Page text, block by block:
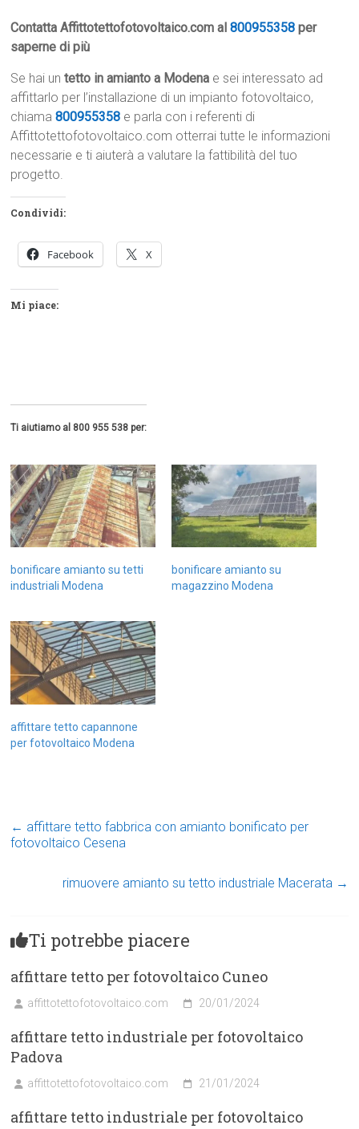
Contatta Affittotettofotovoltaico.com al800955358 per
saperne di più
Se hai untetto in amianto a Modena e sei interessato ad
affittarlo per l’installazione di un impianto fotovoltaico,
chiama800955358 e parla con i referenti di
Affittotettofotovoltaico.com otterrai tutte le informazioni
necessarie e ti aiuterà a valutare la fattibilità del tuo
progetto.
Condividi:
Facebook X
Mi piace:
Ti aiutiamo al 800 955 538 per:
bonificare amianto su tetti
industriali Modena
bonificare amianto su
magazzino Modena
affittare tetto capannone
per fotovoltaico Modena
← affittare tetto fabbrica con amianto bonificato per
fotovoltaico Cesena
rimuovere amianto su tetto industriale Macerata →
Ti potrebbe piacere
affittare tetto per fotovoltaico Cuneo
affittotettofotovoltaico.com 20/01/2024
affittare tetto industriale per fotovoltaico
Padova
affittotettofotovoltaico.com 21/01/2024
affittare tetto industriale per fotovoltaico